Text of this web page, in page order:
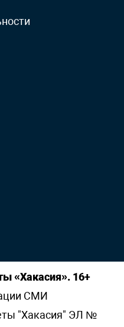
«Хакасия». 16+
СМИ
"Хакасия" ЭЛ №